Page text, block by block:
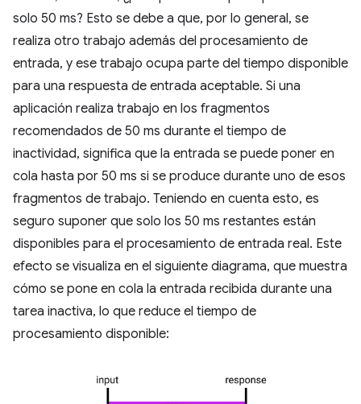
solo 50 ms? Esto se debe a que, por lo general, se
realiza otro trabajo además del procesamiento de
entrada, y ese trabajo ocupa parte del tiempo disponible
para una respuesta de entrada aceptable. Si una
aplicación realiza trabajo en los fragmentos
recomendados de 50 ms durante el tiempo de
inactividad, significa que la entrada se puede poner en
cola hasta por 50 ms si se produce durante uno de esos
fragmentos de trabajo. Teniendo en cuenta esto, es
seguro suponer que solo los 50 ms restantes están
disponibles para el procesamiento de entrada real. Este
efecto se visualiza en el siguiente diagrama, que muestra
cómo se pone en cola la entrada recibida durante una
tarea inactiva, lo que reduce el tiempo de
procesamiento disponible: